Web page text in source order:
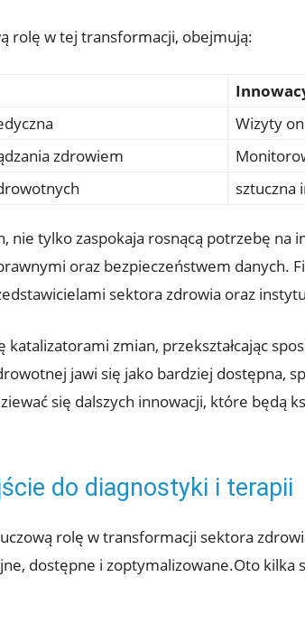
rolę w tej transformacji, obejmują:
Wizyty
zdrowiem
sztuczna
nie tylko zaspokaja rosnącą potrzebę na
oraz bezpieczeństwem danych.
sektora zdrowia oraz
zmian, przekształcając
jawi się jako bardziej dostępna,
się dalszych innowacji, które będą
do diagnostyki i terapii
rolę w transformacji sektora
dostępne i zoptymalizowane.Oto kilka